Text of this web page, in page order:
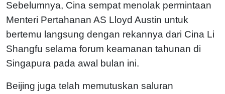
Sebelumnya, Cina sempat menolak permintaan
Menteri Pertahanan AS Lloyd Austin untuk
bertemu langsung dengan rekannya dari Cina Li
Shangfu selama forum keamanan tahunan di
Singapura pada awal bulan ini.
Beijing juga telah memutuskan saluran